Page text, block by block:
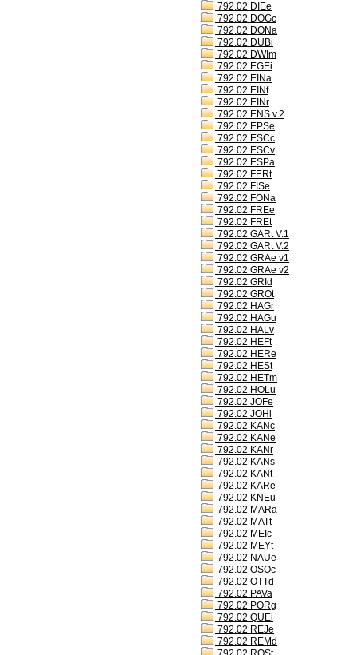
792.02 DIEe
792.02 DOGc
792.02 DONa
792.02 DUBi
792.02 DWIm
792.02 EGEi
792.02 EINa
792.02 EINf
792.02 EINr
792.02 ENS v.2
792.02 EPSe
792.02 ESCc
792.02 ESCv
792.02 ESPa
792.02 FERt
792.02 FISe
792.02 FONa
792.02 FREe
792.02 FREt
792.02 GARt V.1
792.02 GARt V.2
792.02 GRAe v1
792.02 GRAe v2
792.02 GRId
792.02 GROt
792.02 HAGr
792.02 HAGu
792.02 HALv
792.02 HEFt
792.02 HERe
792.02 HESt
792.02 HETm
792.02 HOLu
792.02 JOFe
792.02 JOHi
792.02 KANc
792.02 KANe
792.02 KANr
792.02 KANs
792.02 KANt
792.02 KARe
792.02 KNEu
792.02 MARa
792.02 MATt
792.02 MEIc
792.02 MEYt
792.02 NAUe
792.02 OSOc
792.02 OTTd
792.02 PAVa
792.02 PORg
792.02 QUEi
792.02 REJe
792.02 REMd